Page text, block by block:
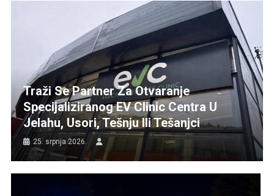
Traži Se Partner Za Otvaranje
Specijaliziranog EV Clinic Centra U
Jelahu, Usori, Tešnju Ili Tešanjci
25. srpnja 2026.